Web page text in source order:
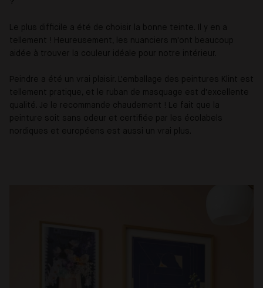
?
Le plus difficile a été de choisir la bonne teinte. Il y en a
tellement ! Heureusement, les nuanciers m'ont beaucoup
aidée à trouver la couleur idéale pour notre intérieur.
Peindre a été un vrai plaisir. L'emballage des peintures Klint est
tellement pratique, et le ruban de masquage est d'excellente
qualité. Je le recommande chaudement ! Le fait que la
peinture soit sans odeur et certifiée par les écolabels
nordiques et européens est aussi un vrai plus.